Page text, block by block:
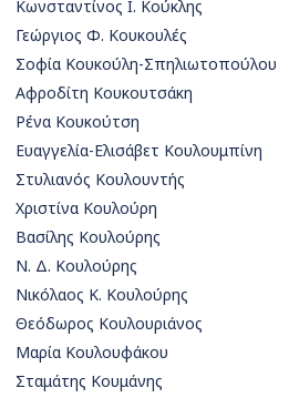
Κωνσταντίνος Ι. Κούκλης
Γεώργιος Φ. Κουκουλές
Σοφία Κουκούλη-Σπηλιωτοπούλου
Αφροδίτη Κουκουτσάκη
Ρένα Κουκούτση
Ευαγγελία-Ελισάβετ Κουλουμπίνη
Στυλιανός Κουλουντής
Χριστίνα Κουλούρη
Βασίλης Κουλούρης
Ν. Δ. Κουλούρης
Νικόλαος Κ. Κουλούρης
Θεόδωρος Κουλουριάνος
Μαρία Κουλουφάκου
Σταμάτης Κουμάνης